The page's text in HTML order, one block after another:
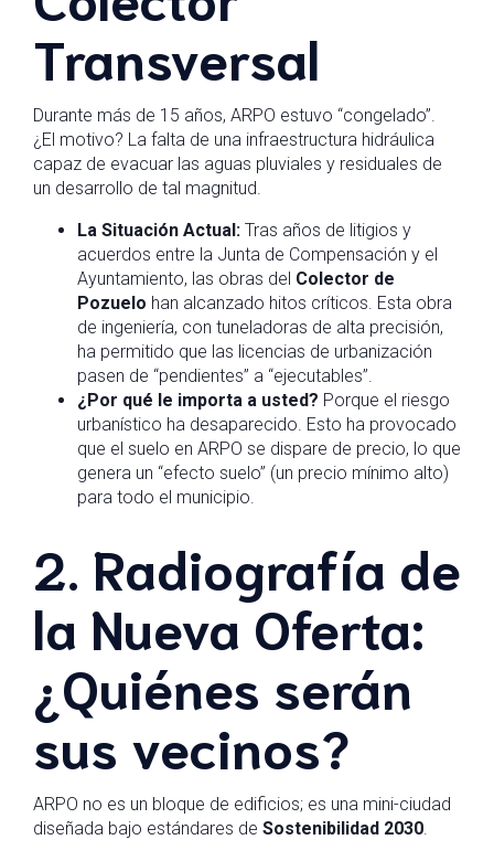
Transversal
Durante más de 15 años, ARPO estuvo “congelado”.
¿El motivo? La falta de una infraestructura hidráulica
capaz de evacuar las aguas pluviales y residuales de
un desarrollo de tal magnitud.
La Situación Actual: Tras años de litigios y
acuerdos entre la Junta de Compensación y el
Ayuntamiento, las obras del Colector de
Pozuelo han alcanzado hitos críticos. Esta obra
de ingeniería, con tuneladoras de alta precisión,
ha permitido que las licencias de urbanización
pasen de “pendientes” a “ejecutables”.
¿Por qué le importa a usted? Porque el riesgo
urbanístico ha desaparecido. Esto ha provocado
que el suelo en ARPO se dispare de precio, lo que
genera un “efecto suelo” (un precio mínimo alto)
para todo el municipio.
2. Radiografía de
la Nueva Oferta:
¿Quiénes serán
sus vecinos?
ARPO no es un bloque de edificios; es una mini-ciudad
diseñada bajo estándares de Sostenibilidad 2030.